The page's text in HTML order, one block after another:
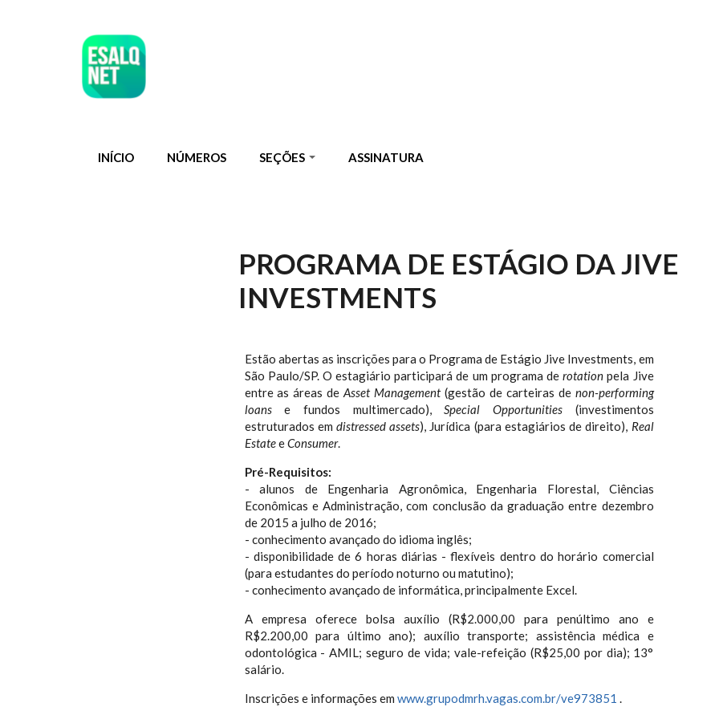
INÍCIO NÚMEROS SEÇÕES ASSINATURA
PROGRAMA DE ESTÁGIO DA JIVE
INVESTMENTS
Estão abertas as inscrições para o Programa de Estágio Jive Investments, em
São Paulo/SP. O estagiário participará de um programa derotation pela Jive
entre as áreas deAsset Management(gestão de carteiras denon-performing
loanse fundos multimercado),Special Opportunities(investimentos
estruturados em distressed assets), Jurídica (para estagiários de direito), Real
EstateeConsumer.
Pré-Requisitos:
- alunos de Engenharia Agronômica, Engenharia Florestal, Ciências
Econômicas e Administração, com conclusão da graduação entre dezembro
de 2015 a julho de 2016;
- conhecimento avançado do idioma inglês;
- disponibilidade de 6 horas diárias - flexíveis dentro do horário comercial
(para estudantes do período noturno ou matutino);
- conhecimento avançado de informática, principalmente Excel.
A empresa oferece bolsa auxílio (R$2.000,00 para penúltimo ano e
R$2.200,00 para último ano); auxílio transporte; assistência médica e
odontológica - AMIL; seguro de vida; vale-refeição (R$25,00 por dia); 13°
salário.
Inscrições e informações em www.grupodmrh.vagas.com.br/ve973851 .